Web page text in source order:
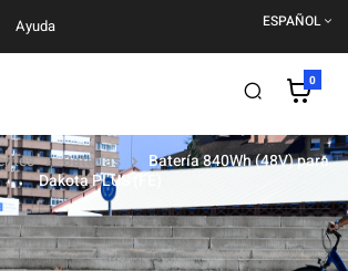
Ayuda ESPAÑOL
0
Baterías
Batería 840Wh (48V) para
Dakota PLUS (FE)